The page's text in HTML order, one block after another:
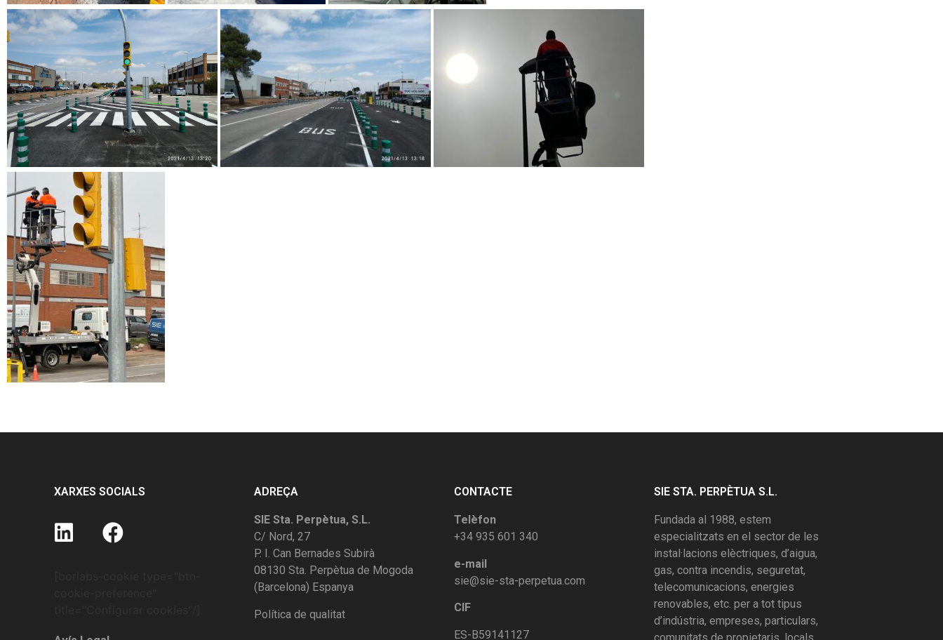
XARXES SOCIALS ADREÇA
SIE Sta. Perpètua, S.L.
C/ Nord, 27
P. I. Can Bernades Subirà
08130 Sta. Perpètua de Mogoda
(Barcelona) Espanya
Política de qualitat
CONTACTE
Telèfon
+34 935 601 340
e-mail
sie@sie-sta-perpetua.com
CIF
ES-B59141127
SIE STA. PERPÈTUA S.L.
Fundada al 1988, estem
especialitzats en el sector de les
instal·lacions elèctriques, d’aigua,
gas, contra incendis, seguretat,
telecomunicacions, energies
renovables, etc. per a tot tipus
d’indústria, empreses, particulars,